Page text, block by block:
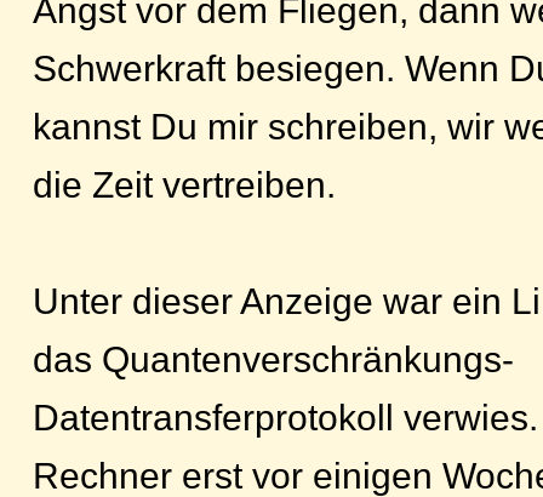
Angst vor dem Fliegen, dann
Schwerkraft besiegen. Wenn
kannst Du mir schreiben, wir
die Zeit vertreiben.
Unter dieser Anzeige war ein
das Quantenverschränkungs-
Datentransferprotokoll
Rechner erst vor einigen